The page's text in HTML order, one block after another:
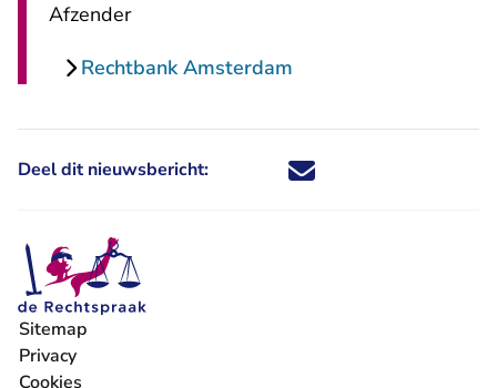
Afzender
Rechtbank Amsterdam
Deel dit nieuwsbericht: Deel dit nieuwsbericht via X -
Deel dit nieuwsbericht via
Deel dit nieuwsbericht
Deel dit
Sitemap
Privacy
Cookies